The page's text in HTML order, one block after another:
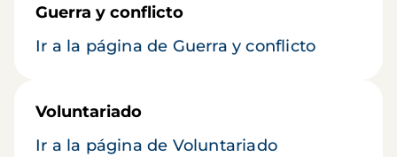
Guerra y conflicto
Ir a la página de Guerra y conflicto
Voluntariado
Ir a la página de Voluntariado